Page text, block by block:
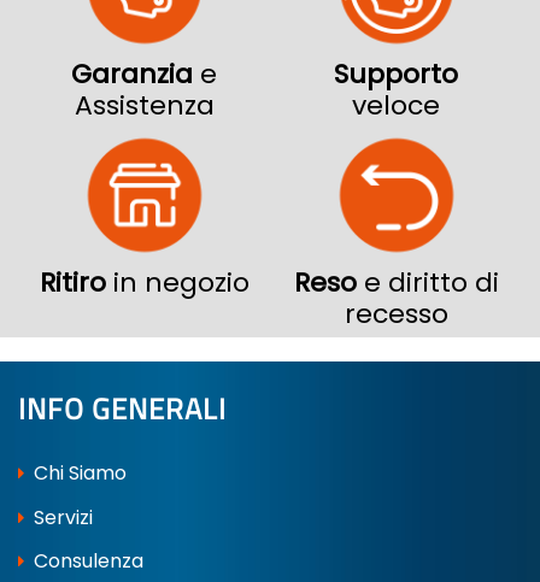
Garanzia e
Assistenza
Supporto
veloce
Ritiro in negozio Resoe diritto di
recesso
INFO GENERALI
Chi Siamo
Servizi
Consulenza